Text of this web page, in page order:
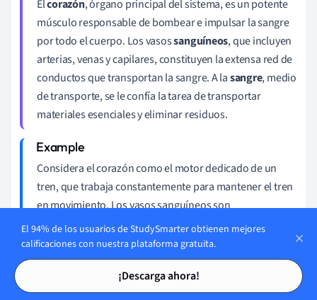
Tarjetas de estudio
Tarjetas de estudio
Elcorazón, órgano principal del sistema, es un potente
músculo responsable de bombear e impulsar la sangre
por todo el cuerpo. Los vasossanguíneos, que incluyen
arterias, venas y capilares, constituyen la extensa red de
conductos que transportan la sangre. A lasangre, medio
de transporte, se le confía la tarea de transportar
materiales esenciales y eliminar residuos.
Considera el corazón como el motor dedicado de un
tren, que trabaja constantemente para mantener el tren
en movimiento. Los vasos sanguíneos son
comparablemente las vías férreas, que guían la
dirección del tren, mientras que los vagones
representan la sangre, que transporta la preciosa carga
a distintos destinos.
El 94% de los usuarios de StudySmarter obtienen mejores
calificaciones con nuestra plataforma gratuita.
¡Descarga ahora!